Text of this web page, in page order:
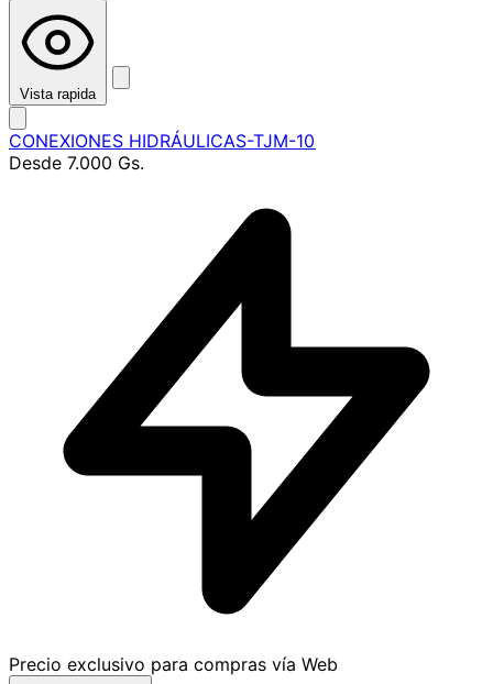
Vista rapida
CONEXIONES HIDRÁULICAS-TJM-10
Desde 7.000 Gs.
Precio exclusivo para compras vía Web